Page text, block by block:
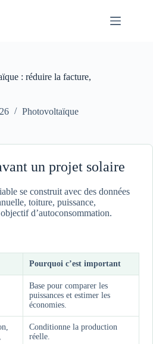
: réduire la facture,
Photovoltaïque
un projet solaire
se construit avec des données
toiture, puissance,
d’autoconsommation.
Pourquoi c’est important
Base pour comparer les
puissances et estimer les
économies.
Conditionne la production
réelle.